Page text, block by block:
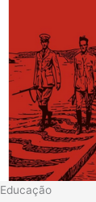
Educação